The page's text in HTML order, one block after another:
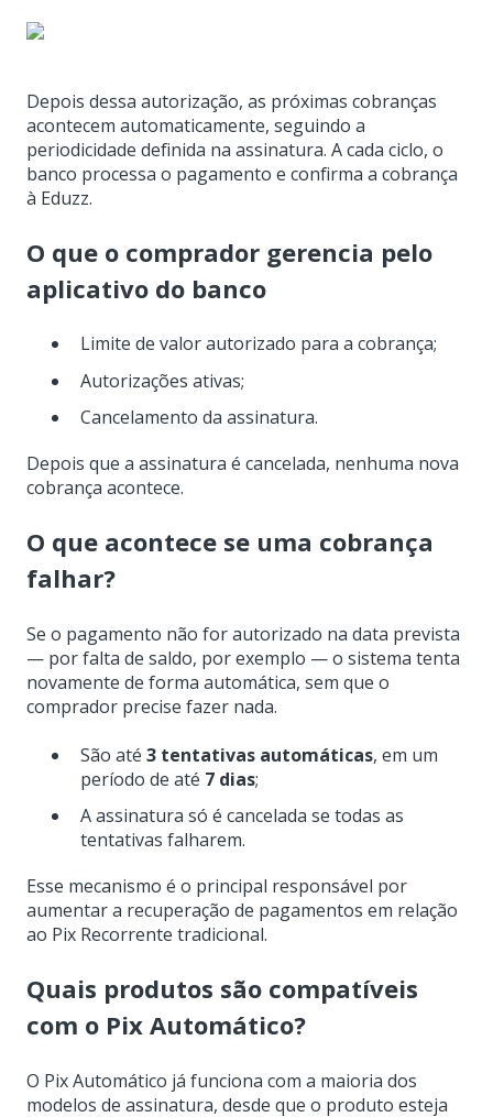
Depois dessa autorização, as próximas cobranças
acontecem automaticamente, seguindo a
periodicidade definida na assinatura. A cada ciclo, o
banco processa o pagamento e confirma a cobrança
à Eduzz.
O que o comprador gerencia pelo
aplicativo do banco
Limite de valor autorizado para a cobrança;
Autorizações ativas;
Cancelamento da assinatura.
Depois que a assinatura é cancelada, nenhuma nova
cobrança acontece.
O que acontece se uma cobrança
falhar?
Se o pagamento não for autorizado na data prevista
— por falta de saldo, por exemplo — o sistema tenta
novamente de forma automática, sem que o
comprador precise fazer nada.
São até 3 tentativas automáticas, em um
período de até 7 dias;
A assinatura só é cancelada se todas as
tentativas falharem.
Esse mecanismo é o principal responsável por
aumentar a recuperação de pagamentos em relação
ao Pix Recorrente tradicional.
Quais produtos são compatíveis
com o Pix Automático?
O Pix Automático já funciona com a maioria dos
modelos de assinatura, desde que o produto esteja